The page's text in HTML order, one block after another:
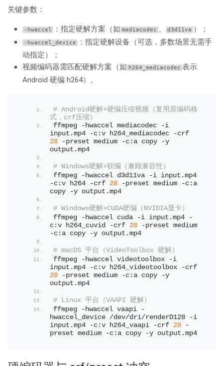
关键参数：
-hwaccel ：指定硬解方案（如 mediacodec 、 d3d11va ）；
-hwaccel_device
：指定硬解设备（可选，多数场景无需手
动指定）；
视频编码器需匹配硬解方案（如 h264_mediacodec 表示
Android 硬编 h264）。
# Android硬解+硬编压缩视频（复用原编码格
式，crf压缩）
ffmpeg -hwaccel mediacodec -i
input. mp4
28 -preset medium -c:a copy -y
output. mp4
# Windows硬解+软编（兼顾兼容性）
ffmpeg -hwaccel d3d11va -i input. mp4
-c:v h264 -crf 28 -preset medium -c:a
copy -y output. mp4
# Windows硬解+CUDA硬编（NVIDIA显卡）
ffmpeg -hwaccel cuda -i input. mp4 -
c:v h264_cuvid -crf 28 -preset medium
-c:a copy -y output. mp4
# macOS 平台（VideoToolbox 硬解）
ffmpeg -hwaccel videotoolbox -i
input. mp4
28 -preset medium -c:a copy -y
output. mp4
# Linux 平台（VAAPI 硬解）
ffmpeg -hwaccel vaapi -
hwaccel_device /dev/dri/renderD128 -i
input. mp4 -c:v h264_vaapi -crf 28 -
preset medium -c:a copy -y output. mp4